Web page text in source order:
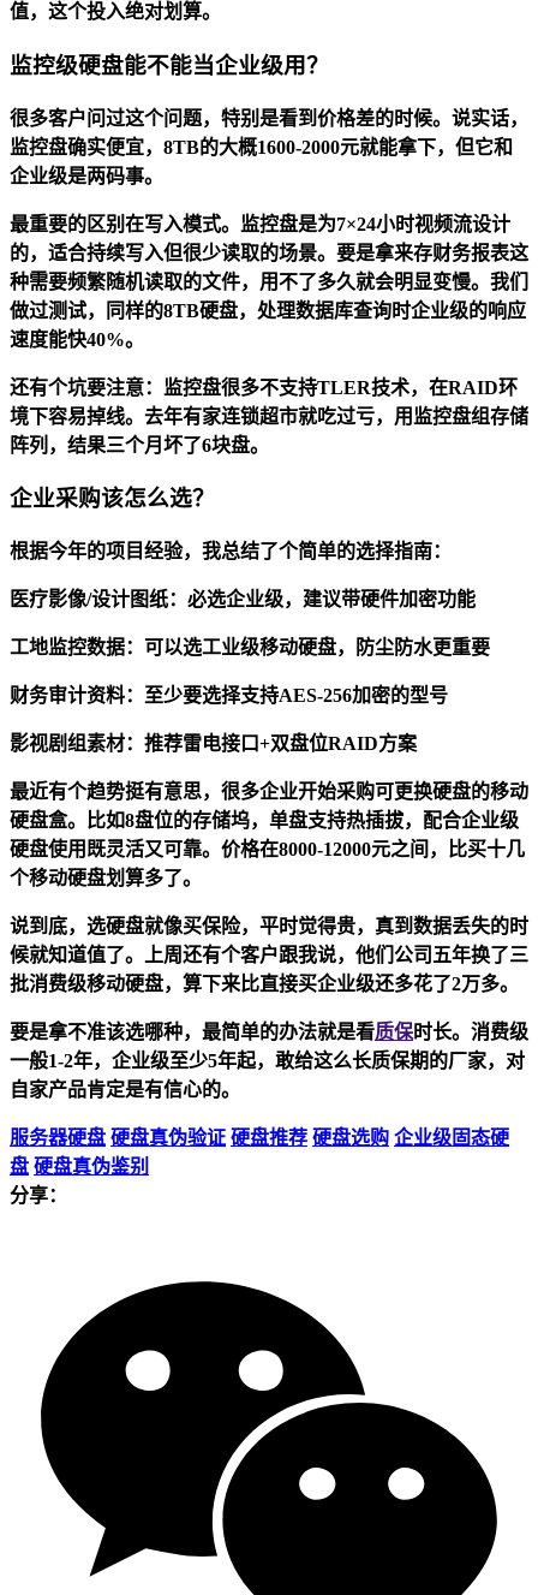
值，这个投入绝对划算。
监控级硬盘能不能当企业级用？
很多客户问过这个问题，特别是看到价格差的时候。说实话，
监控盘确实便宜，8TB的大概1600-2000元就能拿下，但它和
企业级是两码事。
最重要的区别在写入模式。监控盘是为7×24小时视频流设计
的，适合持续写入但很少读取的场景。要是拿来存财务报表这
种需要频繁随机读取的文件，用不了多久就会明显变慢。我们
做过测试，同样的8TB硬盘，处理数据库查询时企业级的响应
速度能快40%。
还有个坑要注意：监控盘很多不支持TLER技术，在RAID环
境下容易掉线。去年有家连锁超市就吃过亏，用监控盘组存储
阵列，结果三个月坏了6块盘。
企业采购该怎么选？
根据今年的项目经验，我总结了个简单的选择指南：
医疗影像/设计图纸：必选企业级，建议带硬件加密功能
工地监控数据：可以选工业级移动硬盘，防尘防水更重要
财务审计资料：至少要选择支持AES-256加密的型号
影视剧组素材：推荐雷电接口+双盘位RAID方案
最近有个趋势挺有意思，很多企业开始采购可更换硬盘的移动
硬盘盒。比如8盘位的存储坞，单盘支持热插拔，配合企业级
硬盘使用既灵活又可靠。价格在8000-12000元之间，比买十几
个移动硬盘划算多了。
说到底，选硬盘就像买保险，平时觉得贵，真到数据丢失的时
候就知道值了。上周还有个客户跟我说，他们公司五年换了三
批消费级移动硬盘，算下来比直接买企业级还多花了2万多。
要是拿不准该选哪种，最简单的办法就是看质保时长。消费级
一般1-2年，企业级至少5年起，敢给这么长质保期的厂家，对
自家产品肯定是有信心的。
服务器硬盘 硬盘真伪验证 硬盘推荐 硬盘选购 企业级固态硬
盘 硬盘真伪鉴别
分享：